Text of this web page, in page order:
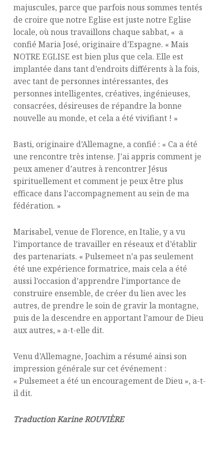
majuscules, parce que parfois nous sommes tentés
de croire que notre Eglise est juste notre Eglise
locale, où nous travaillons chaque sabbat, « a
confié Maria José, originaire d’Espagne. « Mais
NOTRE EGLISE est bien plus que cela. Elle est
implantée dans tant d’endroits différents à la fois,
avec tant de personnes intéressantes, des
personnes intelligentes, créatives, ingénieuses,
consacrées, désireuses de répandre la bonne
nouvelle au monde, et cela a été vivifiant ! »
Basti, originaire d’Allemagne, a confié : « Ca a été
une rencontre très intense. J’ai appris comment je
peux amener d’autres à rencontrer Jésus
spirituellement et comment je peux être plus
efficace dans l’accompagnement au sein de ma
fédération. »
Marisabel, venue de Florence, en Italie, y a vu
l’importance de travailler en réseaux et d’établir
des partenariats. « Pulsemeet n’a pas seulement
été une expérience formatrice, mais cela a été
aussi l’occasion d’apprendre l’importance de
construire ensemble, de créer du lien avec les
autres, de prendre le soin de gravir la montagne,
puis de la descendre en apportant l’amour de Dieu
aux autres, » a-t-elle dit.
Venu d’Allemagne, Joachim a résumé ainsi son
impression générale sur cet événement :
« Pulsemeet a été un encouragement de Dieu », a-t-
il dit.
Traduction Karine ROUVIÈRE